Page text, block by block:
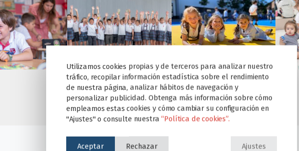
Utilizamos cookies propias y de terceros para analizar nuestro
tráfico, recopilar información estadística sobre el rendimiento
de nuestra página, analizar hábitos de navegación y
personalizar publicidad. Obtenga más información sobre cómo
empleamos estas cookies y cómo cambiar su configuración en
"Ajustes" o consulte nuestra“Política de cookies”.
Aceptar Rechazar Ajustes